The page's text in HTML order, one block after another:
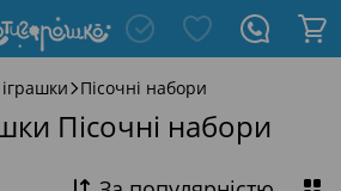
Пісочні набори
Пісочні набори